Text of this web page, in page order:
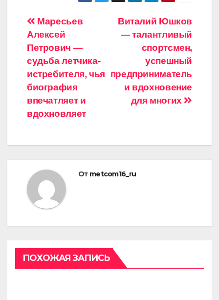
Навигация
по
записям
Виталий Юшков
— талантливый
спортсмен,
успешный
предприниматель
и вдохновение
для многих
Маресьев
Алексей
Петрович —
судьба летчика-
истребителя, чья
биография
впечатляет и
вдохновляет
От metcom16_ru
ПОХОЖАЯ ЗАПИСЬ